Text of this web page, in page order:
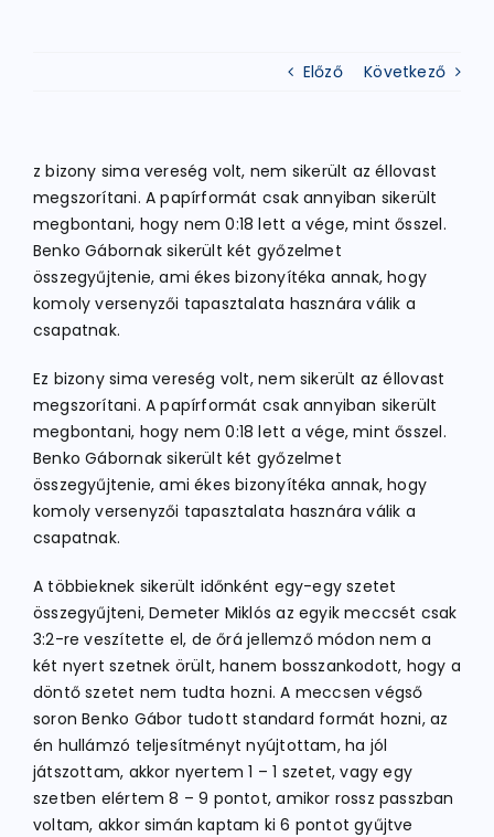
EGYÉB SPORTÁGAK
PÁLYÁK
TAGDÍJ BEFIZETÉS
Előző Következő
z bizony sima vereség volt, nem sikerült az éllovast
megszorítani. A papírformát csak annyiban sikerült
megbontani, hogy nem 0:18 lett a vége, mint ősszel.
Benko Gábornak sikerült két győzelmet
összegyűjtenie, ami ékes bizonyítéka annak, hogy
komoly versenyzői tapasztalata hasznára válik a
csapatnak.
Ez bizony sima vereség volt, nem sikerült az éllovast
megszorítani. A papírformát csak annyiban sikerült
megbontani, hogy nem 0:18 lett a vége, mint ősszel.
Benko Gábornak sikerült két győzelmet
összegyűjtenie, ami ékes bizonyítéka annak, hogy
komoly versenyzői tapasztalata hasznára válik a
csapatnak.
A többieknek sikerült időnként egy-egy szetet
összegyűjteni, Demeter Miklós az egyik meccsét csak
3:2-re veszítette el, de őrá jellemző módon nem a
két nyert szetnek örült, hanem bosszankodott, hogy a
döntő szetet nem tudta hozni. A meccsen végső
soron Benko Gábor tudott standard formát hozni, az
én hullámzó teljesítményt nyújtottam, ha jól
játszottam, akkor nyertem 1 – 1 szetet, vagy egy
szetben elértem 8 – 9 pontot, amikor rossz passzban
voltam, akkor simán kaptam ki 6 pontot gyűjtve